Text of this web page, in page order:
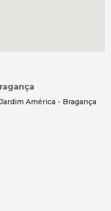
América - Bragança